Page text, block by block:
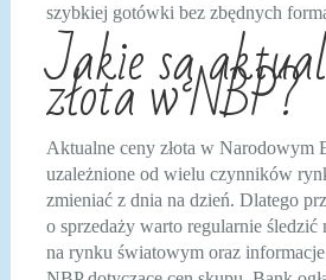
szybkiej gotówki bez zbędnych
Jakie są
złota w NBP?
Aktualne ceny złota w Narodowym
uzależnione od wielu czynników
zmieniać z dnia na dzień. Dlatego
o sprzedaży warto regularnie śledzić
na rynku światowym oraz